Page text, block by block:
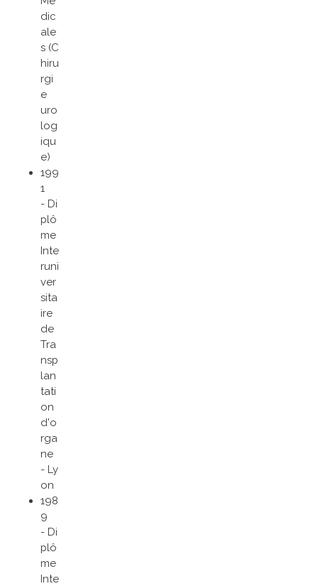
dic
ale
s (C
hiru
rgi
e
uro
log
iqu
e)
199
1
- Di
plô
me
Inte
runi
ver
sita
ire
de
Tra
nsp
lan
tati
on
d'o
rga
ne
- Ly
on
198
9
- Di
plô
me
Inte